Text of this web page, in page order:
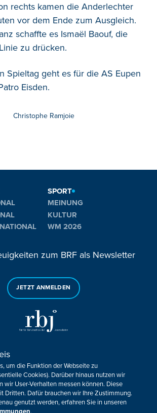
rechts kamen die Anderlechter
vor dem Ende zum Ausgleich.
schaffte es Ismaël Baouf, die
zu drücken.
Spieltag geht es für die AS Eupen
Eisden.
Christophe Ramjoie
SPORT
MEINUNG
KULTUR
WM 2026
zum BRF als Newsletter
JETZT ANMELDEN
noch Fragen oder Anmerkungen?
KONTAKTIEREN SIE UNS!
Datenschutz Kontakt
Barrierefreiheit
Cookie-Zustimmung anpassen
um die Funktion der Webseite zu
Cookies). Darüber hinaus nutzen wir
wir User-Verhalten messen können. Diese
Dritten. Dafür brauchen wir Ihre Zustimmung.
genutzt werden, erfahren Sie in unseren